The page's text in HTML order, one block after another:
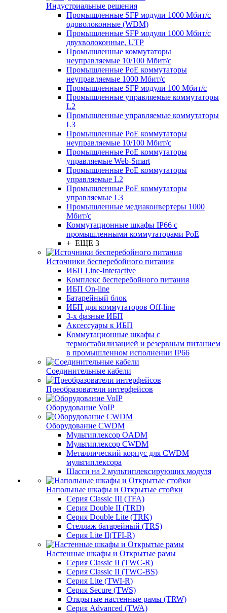
Индустриальные решения
Промышленные SFP модули 1000 Мбит/c
одоволоконные (WDM)
Промышленные SFP модули 1000 Мбит/c
двухволоконные, UTP
Промышленные коммутаторы
неуправляемые 10/100 Мбит/с
Промышленные PoE коммутаторы
неуправляемые 1000 Мбит/с
Промышленные SFP модули 100 Мбит/c
Промышленные управляемые коммутаторы
L2
Промышленные управляемые коммутаторы
L3
Промышленные PoE коммутаторы
неуправляемые 10/100 Мбит/с
Промышленные PoE коммутаторы
управляемые Web-Smart
Промышленные PoE коммутаторы
управляемые L2
Промышленные PoE коммутаторы
управляемые L3
Промышленные медиаконвертеры 1000
Мбит/с
Коммутационные шкафы IP66 c
промышленными коммутаторами PoE
+ ЕЩЕ 3
Источники бесперебойного питания
ИБП Line-Interactive
Комплекс бесперебойного питания
ИБП On-line
Батарейный блок
ИБП для коммутаторов Off-line
3-х фазные ИБП
Аксессуары к ИБП
Коммутационные шкафы с
термостабилизацией и резервным питанием
в промышленном исполнении IP66
Соединительные кабели
Преобразователи интерфейсов
Оборудование VoIP
Оборудование CWDM
Мультиплекcор OADM
Мультиплексор CWDM
Металлический корпус для CWDM
мультиплексора
Шасси на 2 мультиплексирующих модуля
Напольные шкафы и Открытые стойки
Серия Classic III (TFA)
Серия Double II (TRD)
Серия Double Lite (TRK)
Стеллаж батарейный (TRS)
Серия Lite II(TFI-R)
Настенные шкафы и Открытые рамы
Серия Classic II (TWC-R)
Серия Classic II (TWC-BS)
Серия Lite (TWI-R)
Серия Secure (TWS)
Открытые настенные рамы (TRW)
Серия Advanced (TWA)